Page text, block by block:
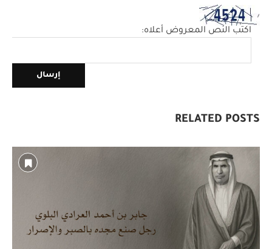
اكتب النص المعروض أعلاه:
RELATED POSTS